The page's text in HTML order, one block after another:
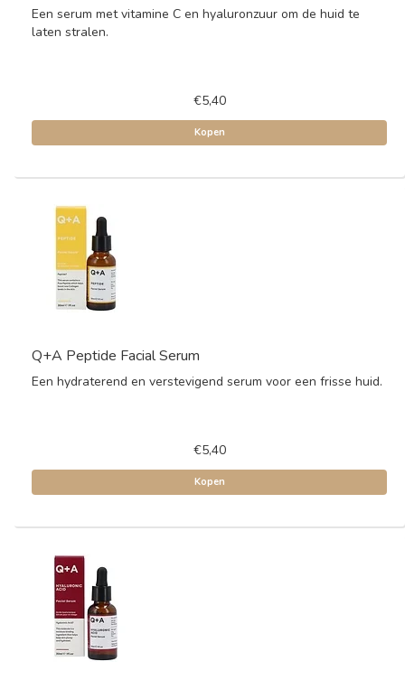
Een serum met vitamine C en hyaluronzuur om de huid te
laten stralen.
€5,40
Kopen
Q+A Peptide Facial Serum
Een hydraterend en verstevigend serum voor een frisse huid.
€5,40
Kopen